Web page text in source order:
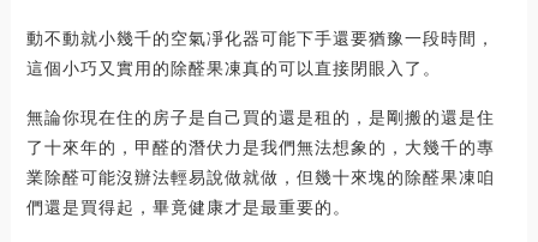
動不動就小幾千的空氣凈化器可能下手還要猶豫一段時間，
這個小巧又實用的除醛果凍真的可以直接閉眼入了。
無論你現在住的房子是自己買的還是租的，是剛搬的還是住
了十來年的，甲醛的潛伏力是我們無法想象的，大幾千的專
業除醛可能沒辦法輕易說做就做，但幾十來塊的除醛果凍咱
們還是買得起，畢竟健康才是最重要的。